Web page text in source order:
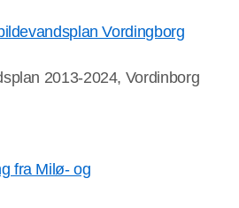
Vordingborg
2013-2024, Vordinborg
fra Milø- og